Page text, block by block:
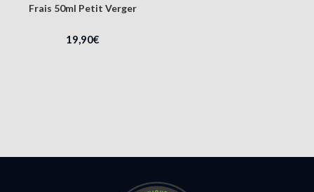
Frais 50ml Petit Verger
19,90€